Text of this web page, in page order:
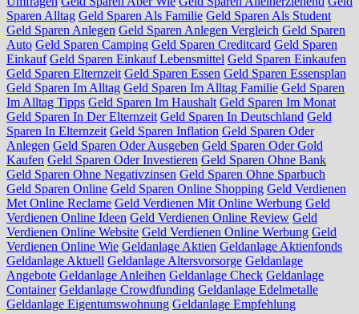
Sparen Alltag Geld Sparen Als Familie Geld Sparen Als Student
Geld Sparen Anlegen Geld Sparen Anlegen Vergleich Geld Sparen
Auto Geld Sparen Camping Geld Sparen Creditcard Geld Sparen
Einkauf Geld Sparen Einkauf Lebensmittel Geld Sparen Einkaufen
Geld Sparen Elternzeit Geld Sparen Essen Geld Sparen Essensplan
Geld Sparen Im Alltag Geld Sparen Im Alltag Familie Geld Sparen
Im Alltag Tipps Geld Sparen Im Haushalt Geld Sparen Im Monat
Geld Sparen In Der Elternzeit Geld Sparen In Deutschland Geld
Sparen In Elternzeit Geld Sparen Inflation Geld Sparen Oder
Anlegen Geld Sparen Oder Ausgeben Geld Sparen Oder Gold
Kaufen Geld Sparen Oder Investieren Geld Sparen Ohne Bank
Geld Sparen Ohne Negativzinsen Geld Sparen Ohne Sparbuch
Geld Sparen Online Geld Sparen Online Shopping Geld Verdienen
Met Online Reclame Geld Verdienen Mit Online Werbung Geld
Verdienen Online Ideen Geld Verdienen Online Review Geld
Verdienen Online Website Geld Verdienen Online Werbung Geld
Verdienen Online Wie Geldanlage Aktien Geldanlage Aktienfonds
Geldanlage Aktuell Geldanlage Altersvorsorge Geldanlage
Angebote Geldanlage Anleihen Geldanlage Check Geldanlage
Container Geldanlage Crowdfunding Geldanlage Edelmetalle
Geldanlage Eigentumswohnung Geldanlage Empfehlung